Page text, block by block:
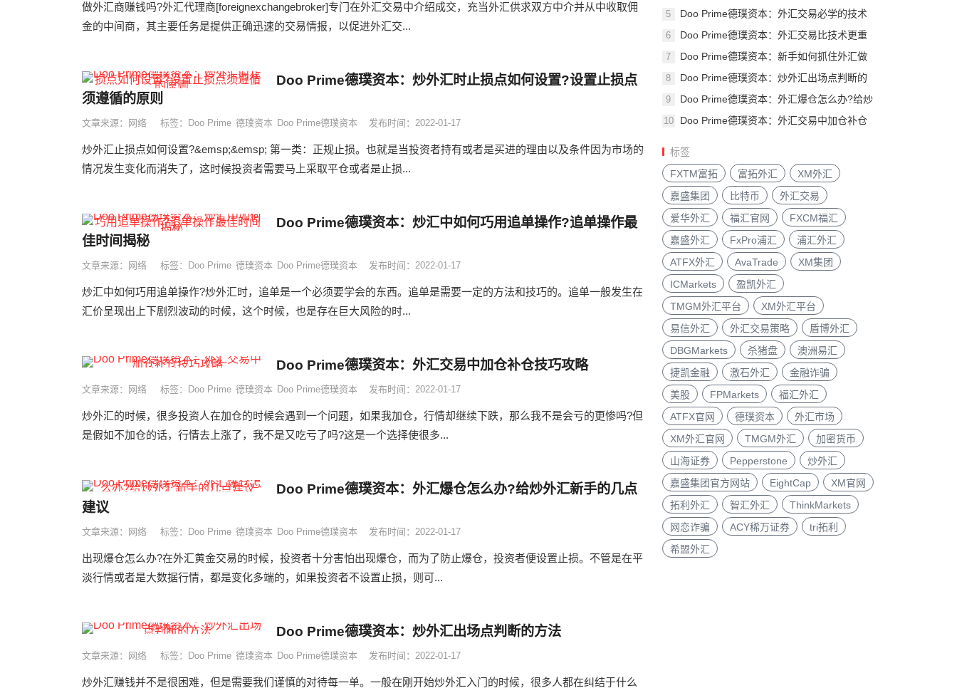
做外汇商赚钱吗?外汇代理商[foreignexchangebroker]专门在外汇交易中介绍成交，充当外汇供求双方中介并从中收取佣
金的中间商，其主要任务是提供正确迅速的交易情报，以促进外汇交...
Doo Prime德璞资本：炒外汇时止损点如何设置?设置止损点
须遵循的原则
文章来源：网络 标签： Doo Prime 德璞资本 Doo Prime德璞资本 发布时间：2022-01-17
炒外汇止损点如何设置?&emsp;&emsp; 第一类：正规止损。也就是当投资者持有或者是买进的理由以及条件因为市场的
情况发生变化而消失了，这时候投资者需要马上采取平仓或者是止损...
Doo Prime德璞资本：炒汇中如何巧用追单操作?追单操作最
佳时间揭秘
文章来源：网络 标签： Doo Prime 德璞资本 Doo Prime德璞资本 发布时间：2022-01-17
炒汇中如何巧用追单操作?炒外汇时，追单是一个必须要学会的东西。追单是需要一定的方法和技巧的。追单一般发生在
汇价呈现出上下剧烈波动的时候，这个时候，也是存在巨大风险的时...
Doo Prime德璞资本：外汇交易中加仓补仓技巧攻略
文章来源：网络 标签： Doo Prime 德璞资本 Doo Prime德璞资本 发布时间：2022-01-17
炒外汇的时候，很多投资人在加仓的时候会遇到一个问题，如果我加仓，行情却继续下跌，那么我不是会亏的更惨吗?但
是假如不加仓的话，行情去上涨了，我不是又吃亏了吗?这是一个选择使很多...
Doo Prime德璞资本：外汇爆仓怎么办?给炒外汇新手的几点
建议
文章来源：网络 标签： Doo Prime 德璞资本 Doo Prime德璞资本 发布时间：2022-01-17
出现爆仓怎么办?在外汇黄金交易的时候，投资者十分害怕出现爆仓，而为了防止爆仓，投资者便设置止损。不管是在平
淡行情或者是大数据行情，都是变化多端的，如果投资者不设置止损，则可...
Doo Prime德璞资本：炒外汇出场点判断的方法
文章来源：网络 标签： Doo Prime 德璞资本 Doo Prime德璞资本 发布时间：2022-01-17
炒外汇赚钱并不是很困难，但是需要我们谨慎的对待每一单。一般在刚开始炒外汇入门的时候，很多人都在纠结于什么
5
Doo Prime德璞资本：外汇交易必学的技术
6
Doo Prime德璞资本：外汇交易比技术更重
7
Doo Prime德璞资本：新手如何抓住外汇做
8
Doo Prime德璞资本：炒外汇出场点判断的
9
Doo Prime德璞资本：外汇爆仓怎么办?给炒
10
Doo Prime德璞资本：外汇交易中加仓补仓
标签
FXTM富拓
富拓外汇
XM外汇
嘉盛集团
比特币
外汇交易
爱华外汇
福汇官网
FXCM福汇
嘉盛外汇
FxPro浦汇
浦汇外汇
ATFX外汇
AvaTrade
XM集团
ICMarkets
盈凯外汇
TMGM外汇平台
XM外汇平台
易信外汇
外汇交易策略
盾博外汇
DBGMarkets
杀猪盘
澳洲易汇
捷凯金融
激石外汇
金融诈骗
美股
FPMarkets
福汇外汇
ATFX官网
德璞资本
外汇市场
XM外汇官网
TMGM外汇
加密货币
山海证券
Pepperstone
炒外汇
嘉盛集团官方网站
EightCap
XM官网
拓利外汇
智汇外汇
ThinkMarkets
网恋诈骗
ACY稀万证券
tri拓利
希盟外汇